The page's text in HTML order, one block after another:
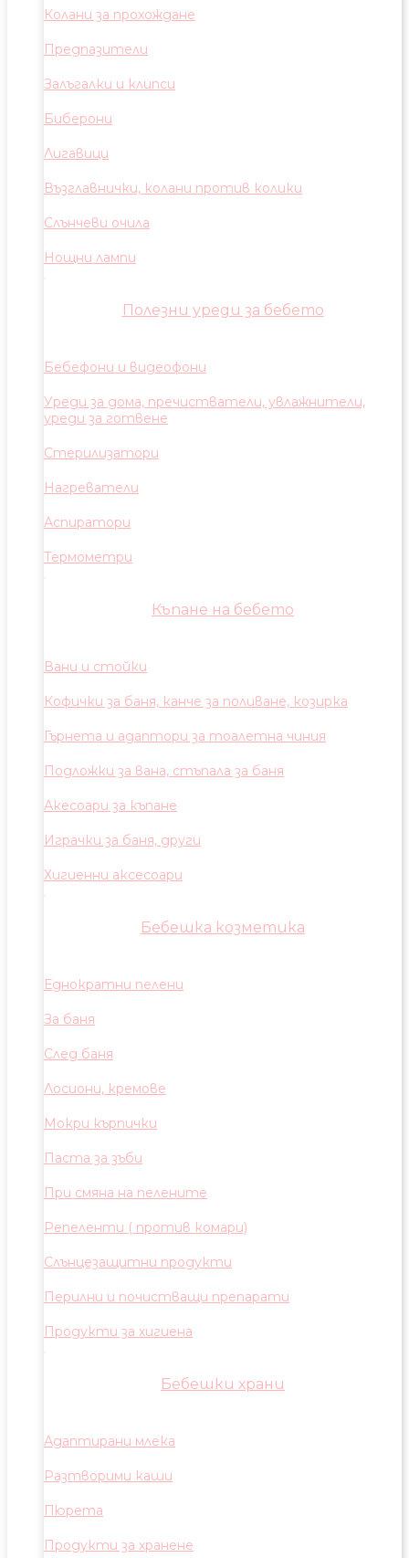
Колани за прохождане
Предпазители
Залъгалки и клипси
Биберони
Лигавици
Възглавнички, колани против колики
Слънчеви очила
Нощни лампи
Полезни уреди за бебето
Бебефони и видеофони
Уреди за дома, пречистватели, увлажнители,
уреди за готвене
Стерилизатори
Нагреватели
Аспиратори
Термометри
Къпане на бебето
Вани и стойки
Кофички за баня, канче за поливане, козирка
Гърнета и адаптори за тоалетна чиния
Подложки за вана, стъпала за баня
Акесоари за къпане
Играчки за баня, други
Хигиенни аксесоари
Бебешка козметика
Еднократни пелени
За баня
След баня
Лосиони, кремове
Мокри кърпички
Паста за зъби
При смяна на пелените
Репеленти ( против комари)
Слънцезащитни продукти
Перилни и почистващи препарати
Продукти за хигиена
Бебешки храни
Адаптирани млека
Разтворими каши
Пюрета
Продукти за хранене